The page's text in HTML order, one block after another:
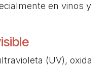
en vinos y
(UV), oxida